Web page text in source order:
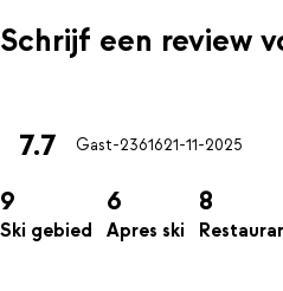
Schrijf een review
7.7 Gast-2361621-11-2025
9
Ski gebied
6
Apres ski
8